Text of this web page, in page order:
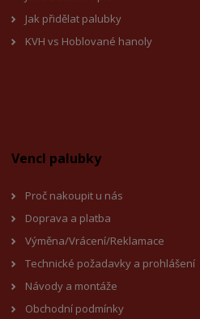
Jak přidělat palubky
KVH vs Hoblované hanoly
Vencl palubky
Proč nakoupit u nás
Doprava a platba
Výměna/Vrácení/Reklamace
Technické požadavky a prohlášení
Návody a montáže
Obchodní podmínky